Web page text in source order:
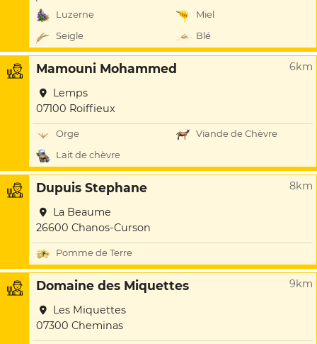
Luzerne
Miel
Seigle
Blé
Mamouni Mohammed 6km
Lemps
07100 Roiffieux
Orge
Viande de Chèvre
Lait de chèvre
Dupuis Stephane 8km
La Beaume
26600 Chanos-Curson
Pomme de Terre
Domaine des Miquettes 9km
Les Miquettes
07300 Cheminas